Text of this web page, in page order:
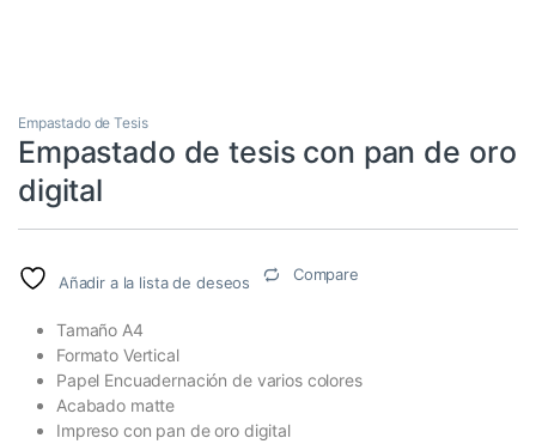
Empastado de Tesis
Empastado de tesis con pan de oro
digital
Añadir a la lista de deseos Compare
Tamaño A4
Formato Vertical
Papel Encuadernación de varios colores
Acabado matte
Impreso con pan de oro digital